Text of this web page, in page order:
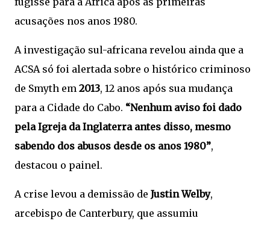
acusações nos anos 1980.
A investigação sul-africana revelou ainda que a
ACSA só foi alertada sobre o histórico criminoso
de Smyth em 2013, 12 anos após sua mudança
para a Cidade do Cabo. “Nenhum aviso foi dado
pela Igreja da Inglaterra antes disso, mesmo
sabendo dos abusos desde os anos 1980”,
destacou o painel.
A crise levou a demissão de Justin Welby,
arcebispo de Canterbury, que assumiu